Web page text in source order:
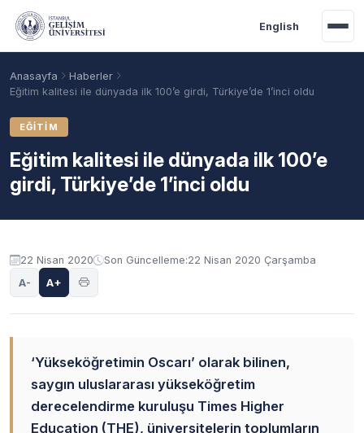
Ana içeriğe geç
English
Akademik Takvim
Anasayfa
Haberler
Eğitim kalitesi ile dünyada ilk 100’e girdi, Türkiye’de 1’inci oldu
EĞITIM
Eğitim kalitesi ile dünyada ilk 100’e
girdi, Türkiye’de 1’inci oldu
22 Nisan 2020 Son Güncelleme:22 Nisan 2020 Çarşamba
A- A+
‘Yükseköğretimin Oscarı’ olarak bilinen,
saygın uluslararası yükseköğretim
derecelendirme kuruluşu Times Higher
Education (THE), üniversitelerin toplumların